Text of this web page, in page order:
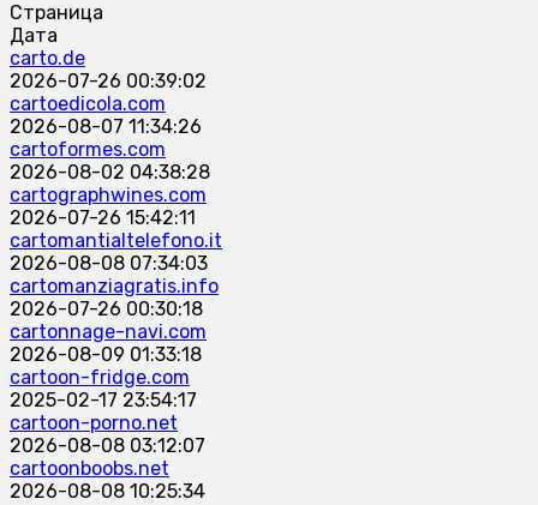
Страница
Дата
carto.de
2026-07-26 00:39:02
cartoedicola.com
2026-08-07 11:34:26
cartoformes.com
2026-08-02 04:38:28
cartographwines.com
2026-07-26 15:42:11
cartomantialtelefono.it
2026-08-08 07:34:03
cartomanziagratis.info
2026-07-26 00:30:18
cartonnage-navi.com
2026-08-09 01:33:18
cartoon-fridge.com
2025-02-17 23:54:17
cartoon-porno.net
2026-08-08 03:12:07
cartoonboobs.net
2026-08-08 10:25:34